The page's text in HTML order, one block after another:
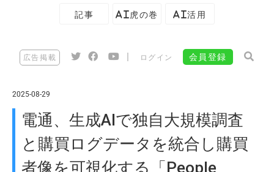
記事 AI虎の巻 AI活用
広告掲載 ログイン 会員登録
2025-08-29
電通、生成AIで独自大規模調査
と購買ログデータを統合し購買
者像を可視化する「People